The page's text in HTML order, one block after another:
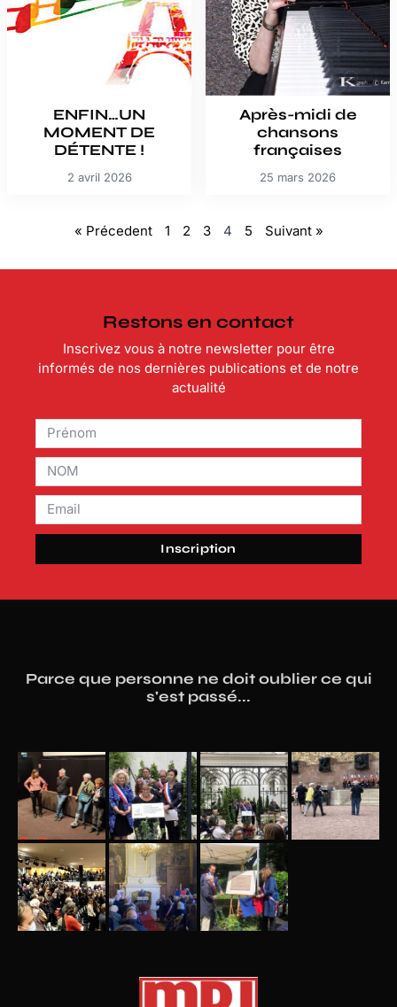
ENFIN…UN
MOMENT DE
DÉTENTE !
2 avril 2026
Après-midi de
chansons
françaises
25 mars 2026
« Précedent 1 2 3 4 5 Suivant »
Restons en contact
Inscrivez vous à notre newsletter pour être
informés de nos dernières publications et de notre
actualité
Inscription
Parce que personne ne doit oublier ce qui
s'est passé...